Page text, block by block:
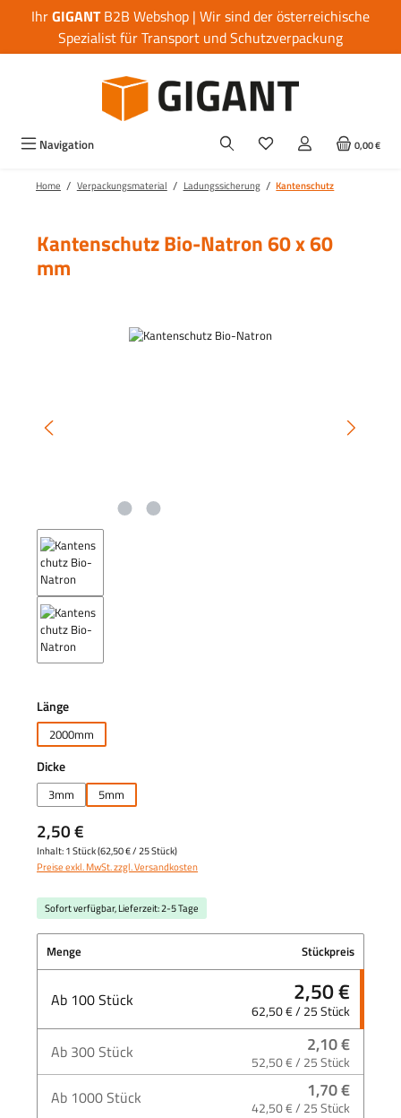
Zum Hauptinhalt springen
IhrGIGANTB2B Webshop | Wir sind der österreichische
Spezialist für Transport und Schutzverpackung
Navigation 0,00 €
Home / Verpackungsmaterial / Ladungssicherung / Kantenschutz
Kantenschutz Bio-Natron 60 x 60
mm
Bildergalerie überspringen
Längeauswählen
2000mm
Dickeauswählen
3mm 5mm
2,50 €
Inhalt:1 Stück(62,50 €/ 25 Stück)
Preise exkl. MwSt. zzgl. Versandkosten
Sofort verfügbar, Lieferzeit: 2-5 Tage
Menge Stückpreis
Ab 100Stück 2,50 €
62,50 € / 25 Stück
Ab 300Stück 2,10 €
52,50 € / 25 Stück
Ab 1000Stück 1,70 €
42,50 € / 25 Stück